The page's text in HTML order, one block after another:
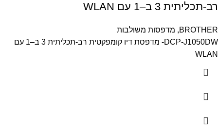
רב-תכליתית 3 ב–1 עם WLAN
BROTHER
, מדפסות משולבות
‎DCP-J1050DW- מדפסת דיו קומפקטית רב-תכליתית 3 ב–1 עם
WLAN